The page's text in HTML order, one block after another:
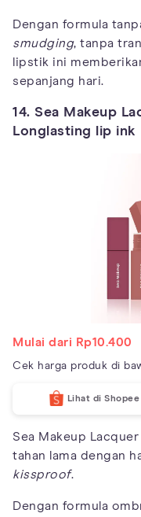
Dengan formula
smudging, tanpa
lipstik ini
sepanjang hari.
14. Sea Makeup
Longlasting lip ink
Mulai dari Rp10.400
Cek harga produk di
Lihat di Shopee
Sea Makeup
tahan lama dengan
kissproof.
Dengan formula